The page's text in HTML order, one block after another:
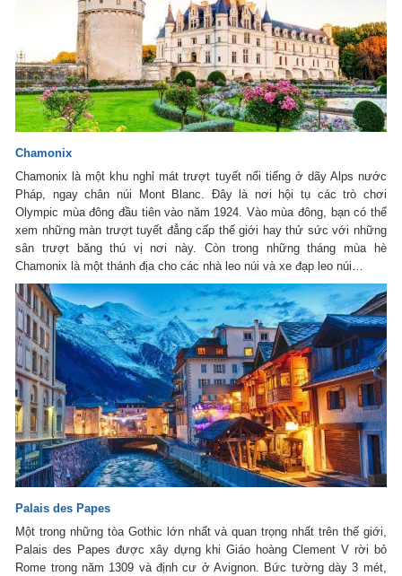
Chamonix
Chamonix là một khu nghỉ mát trượt tuyết nổi tiếng ở dãy Alps nước
Pháp, ngay chân núi Mont Blanc. Đây là nơi hội tụ các trò chơi
Olympic mùa đông đầu tiên vào năm 1924. Vào mùa đông, bạn có thể
xem những màn trượt tuyết đẳng cấp thế giới hay thử sức với những
sân trượt băng thú vị nơi này. Còn trong những tháng mùa hè
Chamonix là một thánh địa cho các nhà leo núi và xe đạp leo núi…
Palais des Papes
Một trong những tòa Gothic lớn nhất và quan trọng nhất trên thế giới,
Palais des Papes được xây dựng khi Giáo hoàng Clement V rời bỏ
Rome trong năm 1309 và định cư ở Avignon. Bức tường dày 3 mét,